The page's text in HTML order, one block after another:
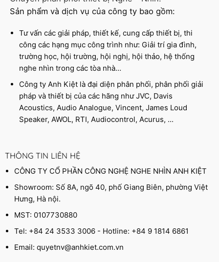
Sản phẩm và dịch vụ của công ty bao gồm:
Tư vấn các giải pháp, thiết kế, cung cấp thiết bị, thi
công các hạng mục công trình như: Giải trí gia đình,
trường học, hội trường, hội nghị, hội thảo, hệ thống
nghe nhìn trong các tòa nhà…
Công ty Anh Kiệt là đại diện phân phối, phân phối giải
pháp và thiết bị của các hãng như JVC, Davis
Acoustics, Audio Analogue, Vincent, James Loud
Speaker, AWOL, RTI, Audiocontrol, Acurus, ...
THÔNG TIN LIÊN HỆ
CÔNG TY CỔ PHẦN CÔNG NGHỆ NGHE NHÌN ANH KIỆT
Showroom: Số 8A, ngõ 40, phố Giang Biên, phường Việt
Hưng, Hà nội.
MST: 0107730880
Tel: +84 24 3533 3006 - Hotline: +84 9 1814 6861
Email:quyetnv@anhkiet.com.vn